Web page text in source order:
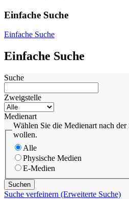
Einfache Suche
Einfache Suche
Einfache Suche
Suche
Zweigstelle
Medienart
Wählen Sie die Medienart nach der
wollen.
Alle
Physische Medien
E-Medien
Suche verfeinern (Erweiterte Suche)